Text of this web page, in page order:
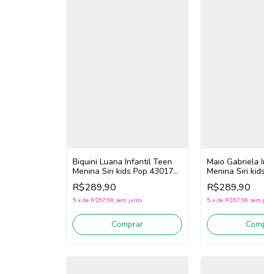
Biquini Luana Infantil Teen
Menina Siri kids Pop 43017
(Rosa/Roxo)
R$289,90
5 x de R$57,98 sem juros
Comprar
Maio Gabriela
Menina Siri
(Rosa/Roxo)
R$289,90
5 x de R$57,98 sem